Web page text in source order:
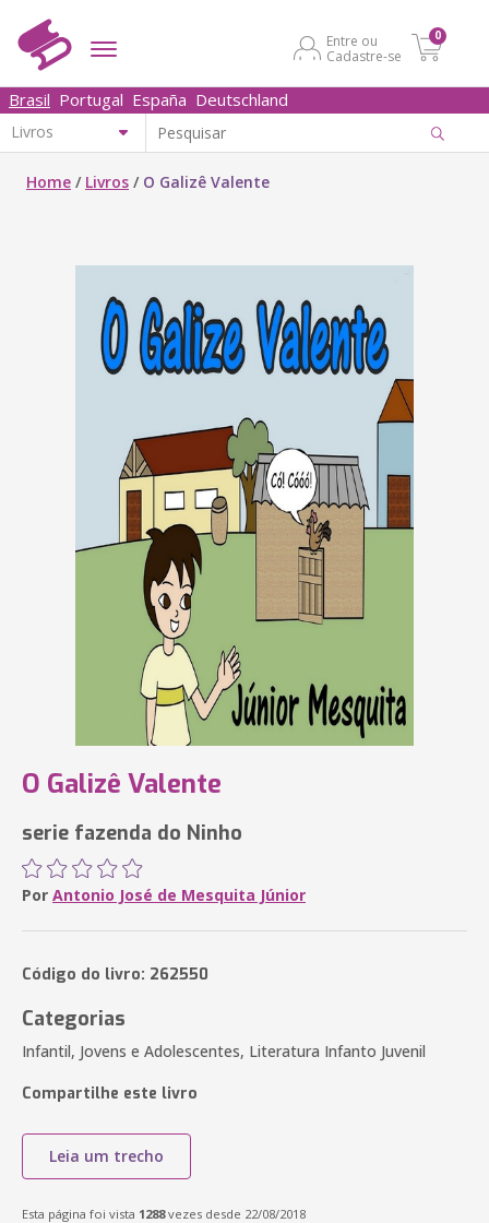
Entre ou
Cadastre-se
0
Brasil Portugal España Deutschland
Home / Livros / O Galizê Valente
O Galizê Valente
serie fazenda do Ninho
Por Antonio José de Mesquita Júnior
Código do livro: 262550
Categorias
Infantil, Jovens e Adolescentes, Literatura Infanto Juvenil
Compartilhe este livro
Leia um trecho
Esta página foi vista 1288vezes desde 22/08/2018